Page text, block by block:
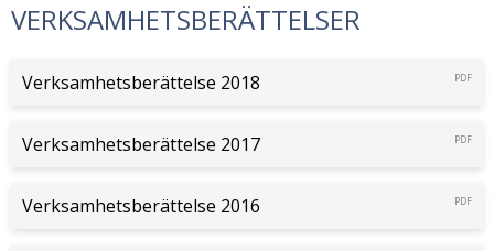
VERKSAMHETSBERÄTTELSER
Verksamhetsberättelse 2018 PDF
Verksamhetsberättelse 2017 PDF
Verksamhetsberättelse 2016 PDF